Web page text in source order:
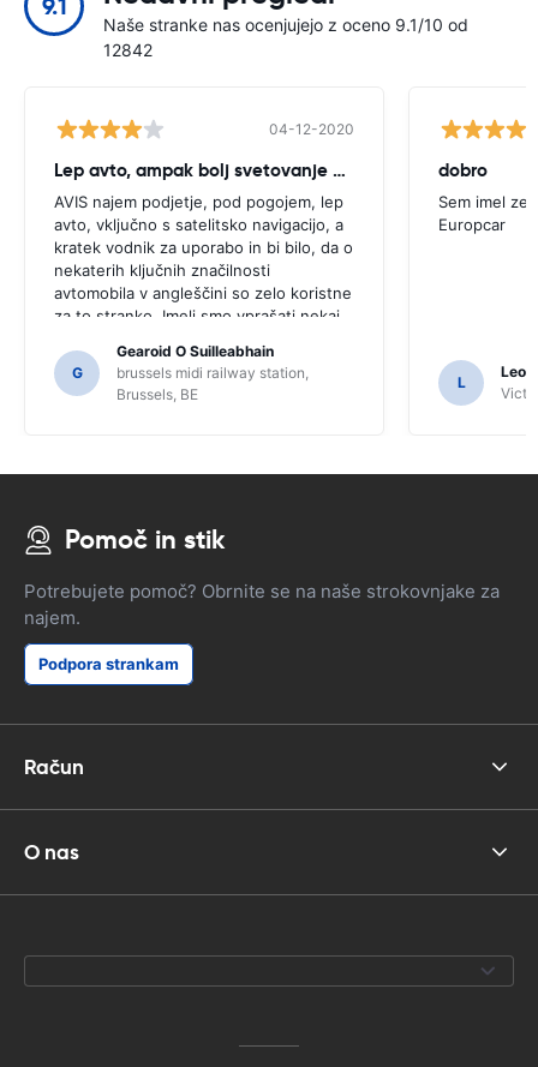
Naše stranke nas ocenjujejo z oceno 9.1/10 od
12842
04-12-2020
Lep avto, ampak bolj svetovanje potrebno
AVIS najem podjetje, pod pogojem, lep
avto, vključno s satelitsko navigacijo, a
kratek vodnik za uporabo in bi bilo, da o
nekaterih ključnih značilnosti
avtomobila v angleščini so zelo koristne
za to stranko. Imeli smo vprašati nekaj
jih morda ne bi pogruntal funkcije SAT
NAV.
G
Gearoid O Suilleabhain
brussels midi railway station,
Brussels, BE
dobro
Sem imel
Europcar
L
Pomoč in stik
Potrebujete pomoč? Obrnite se na naše strokovnjake za
najem.
Podpora strankam
Račun
O nas